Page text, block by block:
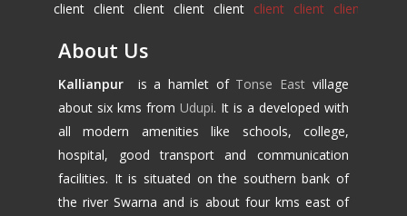
About Us
Kallianpur is a hamlet of Tonse East village
about six kms fromUdupi. It is a developed with
all modern amenities like schools, college,
hospital, good transport and communication
facilities. It is situated on the southern bank of
the river Swarna and is about four kms east of